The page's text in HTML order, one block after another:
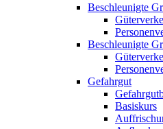
Beschleunigte
Beschleunigte
Gefahrgut
Basiskurs